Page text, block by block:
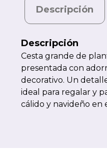
Descripción
Descripción
Cesta grande de
presentada con
decorativo. Un
ideal para regalar y
cálido y navideño en